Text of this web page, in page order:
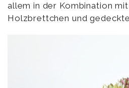
allem in der Kombination
Holzbrettchen und